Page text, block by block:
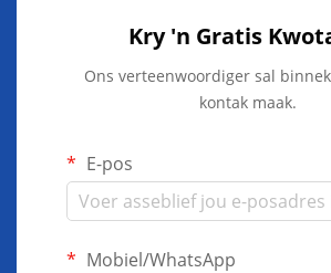
Kry 'n Gratis
Ons verteenwoordiger sal
kontak maak.
E-pos
Mobiel/WhatsApp